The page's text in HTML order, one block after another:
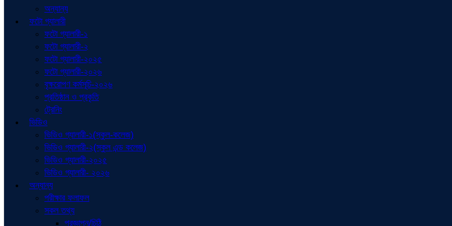
অন্যান্য
ফটো গ্যালারী
ফটো গ্যালারী-১
ফটো গ্যালারী-২
ফটো গ্যালারী-২০২৫
ফটো গ্যালারী-২০২৬
বৃক্ষরোপণ কর্মসূচি-২০২৬
প্রতিষ্ঠান ও প্রকৃতি
ট্রেনিং
ভিডিও
ভিডিও গ্যালারী-১(স্কুল-কলেজ)
ভিডিও গ্যালারী-২(স্কুল এন্ড কলেজ)
ভিডিও গ্যালারী-২০২৫
ভিডিও গ্যালারী- ২০২৬
অন্যান্য
পরীক্ষার ফলাফল
সকল তথ্য
প্রজ্ঞাপন/চিঠি